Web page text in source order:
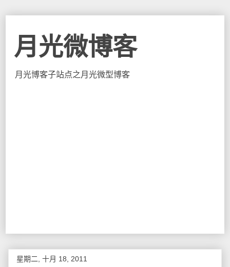
月光微博客
月光博客子站点之月光微型博客
星期二, 十月 18, 2011